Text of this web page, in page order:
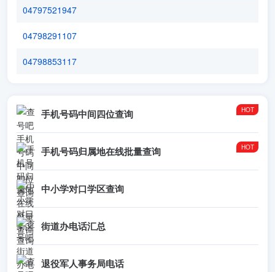
04797521947
04798291107
04798853117
手机号码中间四位查询
手机号码归属地在线批量查询
中小学对口学区查询
街道办电话汇总
退役军人事务局电话